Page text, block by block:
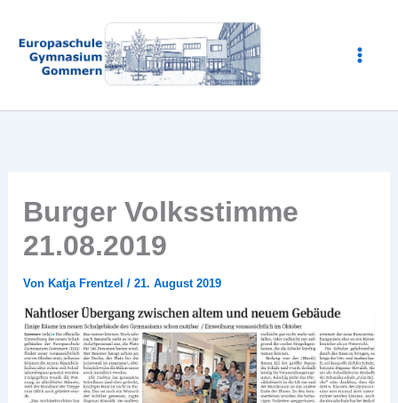
Inhalt
springen
Burger Volksstimme
21.08.2019
VonKatja Frentzel/21. August 2019